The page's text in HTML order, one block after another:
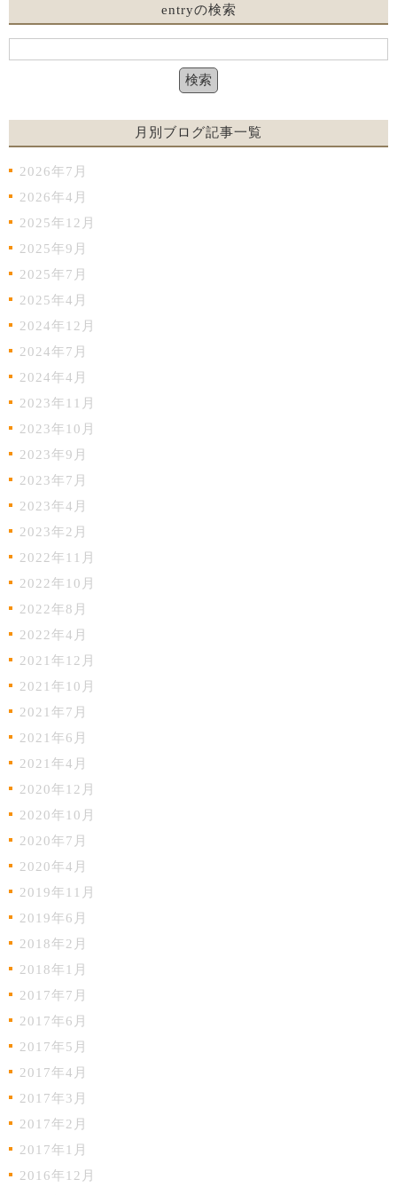
entryの検索
月別ブログ記事一覧
2026年7月
2026年4月
2025年12月
2025年9月
2025年7月
2025年4月
2024年12月
2024年7月
2024年4月
2023年11月
2023年10月
2023年9月
2023年7月
2023年4月
2023年2月
2022年11月
2022年10月
2022年8月
2022年4月
2021年12月
2021年10月
2021年7月
2021年6月
2021年4月
2020年12月
2020年10月
2020年7月
2020年4月
2019年11月
2019年6月
2018年2月
2018年1月
2017年7月
2017年6月
2017年5月
2017年4月
2017年3月
2017年2月
2017年1月
2016年12月